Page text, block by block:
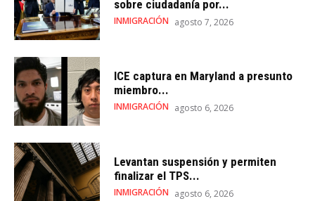
sobre ciudadanía por...
INMIGRACIÓN agosto 7, 2026
ICE captura en Maryland a presunto
miembro...
INMIGRACIÓN agosto 6, 2026
Levantan suspensión y permiten
finalizar el TPS...
INMIGRACIÓN agosto 6, 2026